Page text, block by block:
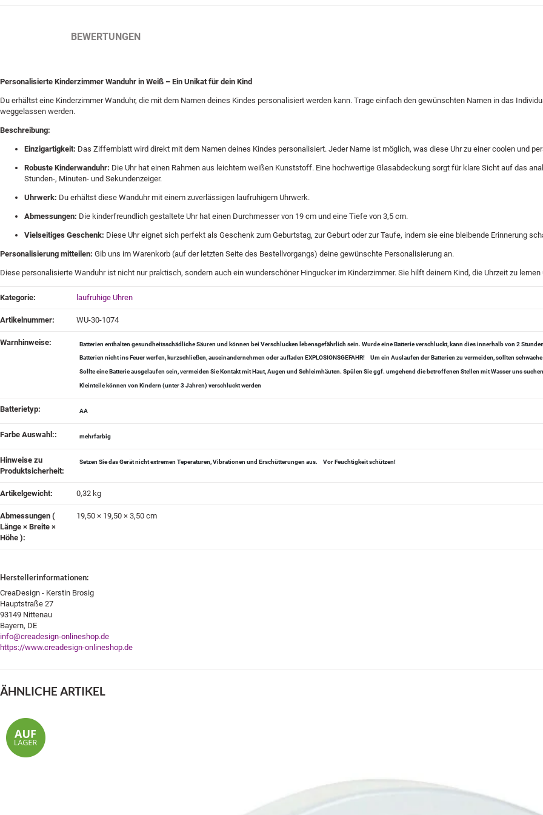
BEWERTUNGEN
Personalisierte Kinderzimmer Wanduhr in Weiß – Ein Unikat für dein Kind
Du erhältst eine Kinderzimmer Wanduhr, die mit dem Namen deines Kindes personalisiert werden kann. Trage einfach den gewünschten Namen in das
weggelassen werden.
Beschreibung:
Einzigartigkeit: Das Ziffernblatt wird direkt mit dem Namen deines Kindes personalisiert. Jeder Name ist möglich, was diese Uhr zu einer coolen und
Robuste Kinderwanduhr: Die Uhr hat einen Rahmen aus leichtem weißen Kunststoff. Eine hochwertige Glasabdeckung sorgt für klare Sicht auf das
Stunden-, Minuten- und Sekundenzeiger.
Uhrwerk: Du erhältst diese Wanduhr mit einem zuverlässigen laufruhigem Uhrwerk.
Abmessungen: Die kinderfreundlich gestaltete Uhr hat einen Durchmesser von 19 cm und eine Tiefe von 3,5 cm.
Vielseitiges Geschenk: Diese Uhr eignet sich perfekt als Geschenk zum Geburtstag, zur Geburt oder zur Taufe, indem sie eine bleibende Erinnerung
Personalisierung mitteilen: Gib uns im Warenkorb (auf der letzten Seite des Bestellvorgangs) deine gewünschte Personalisierung an.
Diese personalisierte Wanduhr ist nicht nur praktisch, sondern auch ein wunderschöner Hingucker im Kinderzimmer. Sie hilft deinem Kind, die Uhrzeit zu
Produkteigenschaft
Wert
Kategorie: laufruhige Uhren
Artikelnummer: WU-30-1074
Warnhinweise‍: Batterien enthalten gesundheitsschädliche Säuren und können bei Verschlucken lebensgefährlich sein. Wurde eine Batterie verschluckt, kann dies innerhalb von 2
Batterien nicht ins Feuer werfen, kurzschließen, auseinandernehmen oder aufladen EXPLOSIONSGEFAHR! Um ein Auslaufen der Batterien zu vermeiden, sollten
Sollte eine Batterie ausgelaufen sein, vermeiden Sie Kontakt mit Haut, Augen und Schleimhäuten. Spülen Sie ggf. umgehend die betroffenen Stellen mit Wasser uns
Kleinteile können von Kindern (unter 3 Jahren) verschluckt werden
Batterietyp‍: AA
Farbe Auswahl:‍: mehrfarbig
Hinweise zu
Produktsicherheit‍:
Setzen Sie das Gerät nicht extremen Teperaturen, Vibrationen und Erschütterungen aus. Vor Feuchtigkeit schützen!
Artikelgewicht‍: 0,32 kg
Abmessungen (
Länge × Breite ×
Höhe )‍:
19,50 × 19,50 × 3,50 cm
Herstellerinformationen:
CreaDesign - Kerstin Brosig
Hauptstraße 27
93149 Nittenau
Bayern, DE
info@creadesign-onlineshop.de
https://www.creadesign-onlineshop.de
ÄHNLICHE ARTIKEL